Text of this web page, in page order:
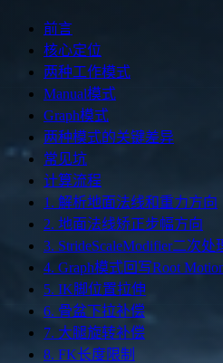
前言
核心定位
两种工作模式
Manual模式
Graph模式
两种模式的关键差异
常见坑
计算流程
1. 解析地面法线和重力方向
2. 地面法线矫正步幅方向
3. StrideScaleModifier二次处
4. Graph模式回写Root
5. IK脚位置拉伸
6. 骨盆下拉补偿
7. 大腿旋转补偿
8. FK长度限制